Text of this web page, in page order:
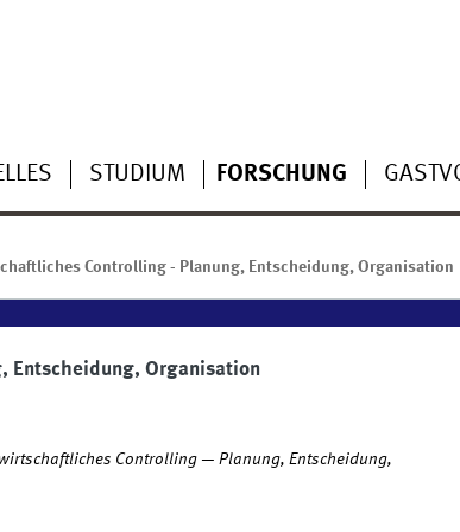
STUDIUM FORSCHUNG
Controlling - Planung, Entscheidung, Organisation
Entscheidung, Organisation
Controlling — Planung, Entscheidung,